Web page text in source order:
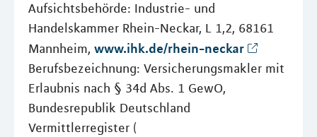
Aufsichtsbehörde: Industrie- und
Handelskammer Rhein-Neckar, L 1,2, 68161
Mannheim, www.ihk.de/rhein-neckar
Berufsbezeichnung: Versicherungsmakler mit
Erlaubnis nach § 34d Abs. 1 GewO,
Bundesrepublik Deutschland
Vermittlerregister (